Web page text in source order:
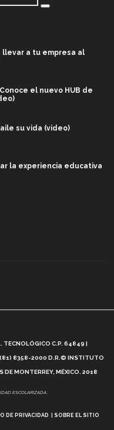
llevar a tu empresa al
el nuevo HUB de
su vida (video)
la experiencia educativa
Tec? (video)
Artificial, Paola
TECNOLÓGICO C.P. 64849 |
(81) 8358-2000 D.R.© INSTITUTO
DE MONTERREY, MÉXICO. 2018
ESCOLARIZADA.
DE PRIVACIDAD SOBRE EL SITIO